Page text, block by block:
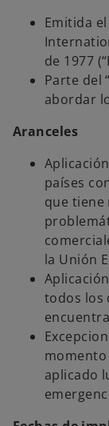
Emitida
de 1977
Parte del
abordar
Aranceles
países
que tiene
la Unión
todos los
aplicado